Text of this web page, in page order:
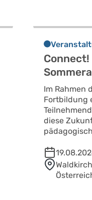
Connect!
Im Rahmen
Fortbildung
diese